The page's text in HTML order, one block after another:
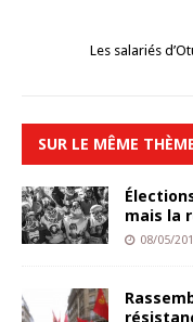
Les salariés
SUR LE MÊME
mais la
08/05/